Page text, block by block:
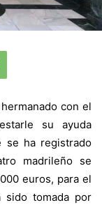
con el
su ayuda
se ha registrado
madrileño se
euros, para el
sido tomada por